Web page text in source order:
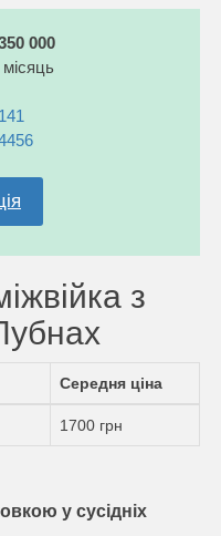
000
місяць
з
Середня ціна
1700 грн
у сусідніх